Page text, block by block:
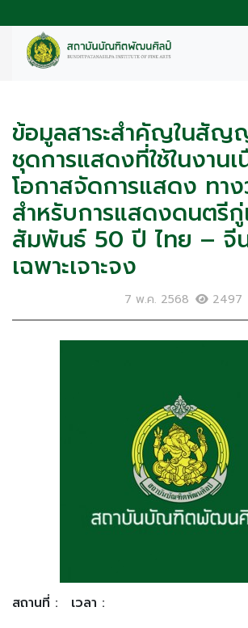
ข้อมูลสาระสำคัญในสัญ
ชุดการแสดงที่ใช้ในงานเ
โอกาสจัดการแสดง ทา
สำหรับการแสดงดนตรีกู่
สัมพันธ์ 50 ปี ไทย – จี
เฉพาะเจาะจง
7 พ.ค. 2568 2497
สถานที่ : เวลา :